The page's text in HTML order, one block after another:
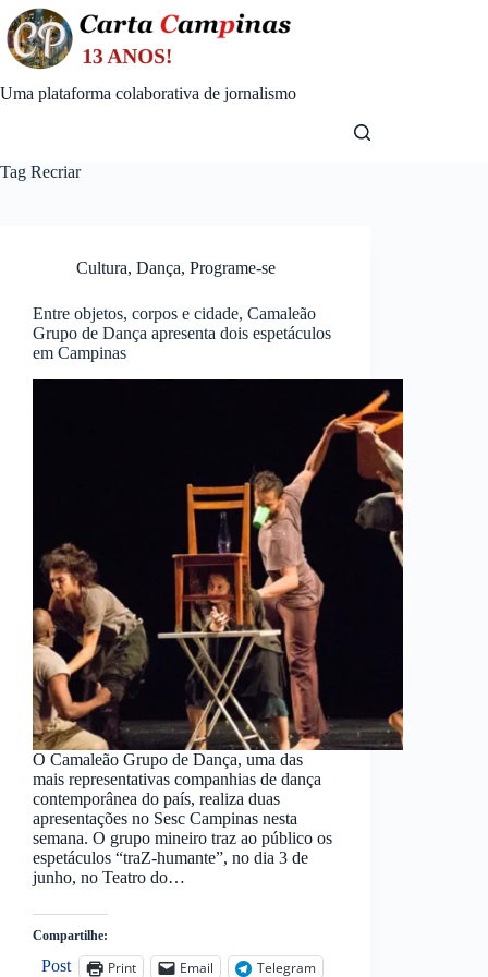
Skip
to
content
Uma plataforma colaborativa de jornalismo
Tag Recriar
Cultura, Dança, Programe-se
Entre objetos, corpos e cidade, Camaleão
Grupo de Dança apresenta dois espetáculos
em Campinas
O Camaleão Grupo de Dança, uma das
mais representativas companhias de dança
contemporânea do país, realiza duas
apresentações no Sesc Campinas nesta
semana. O grupo mineiro traz ao público os
espetáculos “traZ-humante”, no dia 3 de
junho, no Teatro do…
Compartilhe:
Post Print Email Telegram